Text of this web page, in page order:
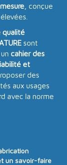
, conçue
qualité
sont
cahier des
et
des
aux usages
avec la norme
un savoir-faire